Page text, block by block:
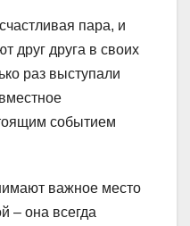
пара, и
друг друга в своих
раз выступали
событием
важное место
– она всегда